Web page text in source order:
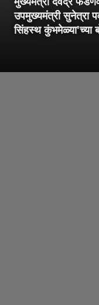
उपमुख्यमंत्री सुनेत्रा
सिंहस्थ कुंभमेळ्या'च्या